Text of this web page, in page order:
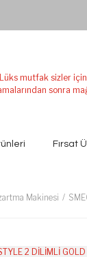
Fırsat
Makinesi